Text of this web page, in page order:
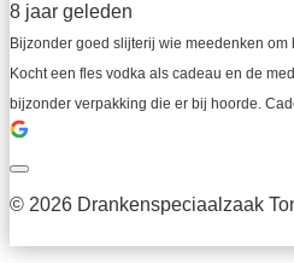
8 jaar geleden
Bijzonder goed slijterij wie meedenken
Kocht een fles vodka als cadeau en de
bijzonder verpakking die er bij hoorde.
© 2026 Drankenspeciaalzaak